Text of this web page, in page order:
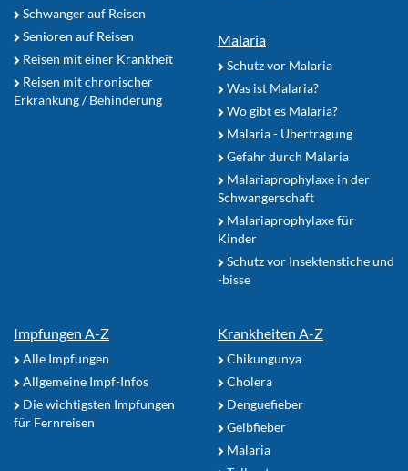
Schwanger auf Reisen
Senioren auf Reisen
Reisen mit einer Krankheit
Reisen mit chronischer
Erkrankung / Behinderung
Malaria
Schutz vor Malaria
Was ist Malaria?
Wo gibt es Malaria?
Malaria - Übertragung
Gefahr durch Malaria
Malariaprophylaxe in der
Schwangerschaft
Malariaprophylaxe für
Kinder
Schutz vor Insektenstiche und
-bisse
Impfungen A-Z
Alle Impfungen
Allgemeine Impf-Infos
Die wichtigsten Impfungen
für Fernreisen
Krankheiten A-Z
Chikungunya
Cholera
Denguefieber
Gelbfieber
Malaria